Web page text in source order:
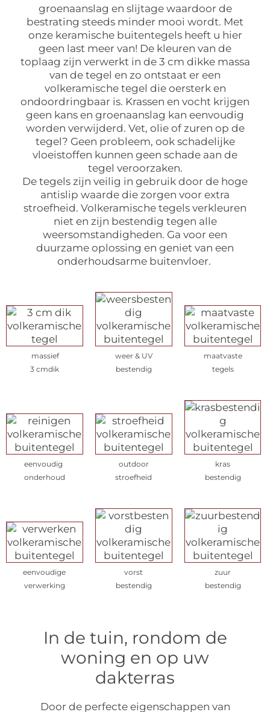
groenaanslag en slijtage waardoor de
bestrating steeds minder mooi wordt. Met
onze keramische buitentegels heeft u hier
geen last meer van! De kleuren van de
toplaag zijn verwerkt in de 3 cm dikke massa
van de tegel en zo ontstaat er een
volkeramische tegel die oersterk en
ondoordringbaar is. Krassen en vocht krijgen
geen kans en groenaanslag kan eenvoudig
worden verwijderd. Vet, olie of zuren op de
tegel? Geen probleem, ook schadelijke
vloeistoffen kunnen geen schade aan de
tegel veroorzaken.
De tegels zijn veilig in gebruik door de hoge
antislip waarde die zorgen voor extra
stroefheid. Volkeramische tegels verkleuren
niet en zijn bestendig tegen alle
weersomstandigheden. Ga voor een
duurzame oplossing en geniet van een
onderhoudsarme buitenvloer.
massief
3 cmdik
weer & UV
bestendig
maatvaste
tegels
eenvoudig
onderhoud
outdoor
stroefheid
kras
bestendig
eenvoudige
verwerking
vorst
bestendig
zuur
bestendig
In de tuin, rondom de
woning en op uw
dakterras
Door de perfecte eigenschappen van